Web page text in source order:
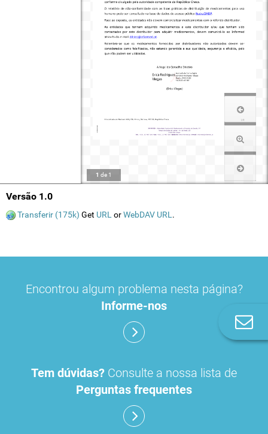
1 de 1
Versão 1.0
Transferir (175k) Get URL orWebDAV URL .
Encontrou algum problema nesta página?
Informe-nos
Tem dúvidas? Consulte a nossa lista de
Perguntas frequentes